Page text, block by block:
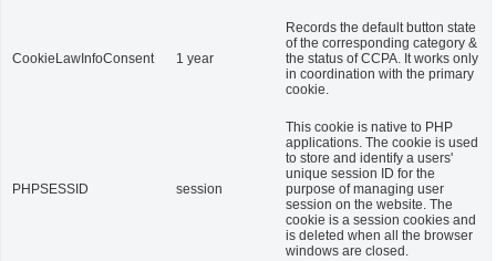
CookieLawInfoConsent 1 year
Records the default button state
of the corresponding category &
the status of CCPA. It works only
in coordination with the primary
cookie.
PHPSESSID session
This cookie is native to PHP
applications. The cookie is used
to store and identify a users'
unique session ID for the
purpose of managing user
session on the website. The
cookie is a session cookies and
is deleted when all the browser
windows are closed.